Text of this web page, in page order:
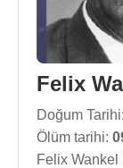
Felix
Doğum Tarihi:
Ölüm tarihi:
Felix Wankel